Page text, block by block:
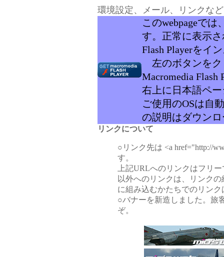
環境設定、メール、リンクな
このwebpageで
す。正常に表示
Flash Playerをイ
左のボタンをク
Macromedia
右上に日本語ペ
ご使用のOSは自
の説明はダウン
リンクについて
○リンク先は <a href="http://
す。
上記URLへのリンクはフリ
以外へのリンクは、リンク
に組み込むかたちでのリン
○バナーを新造しました。旅
ぞ。